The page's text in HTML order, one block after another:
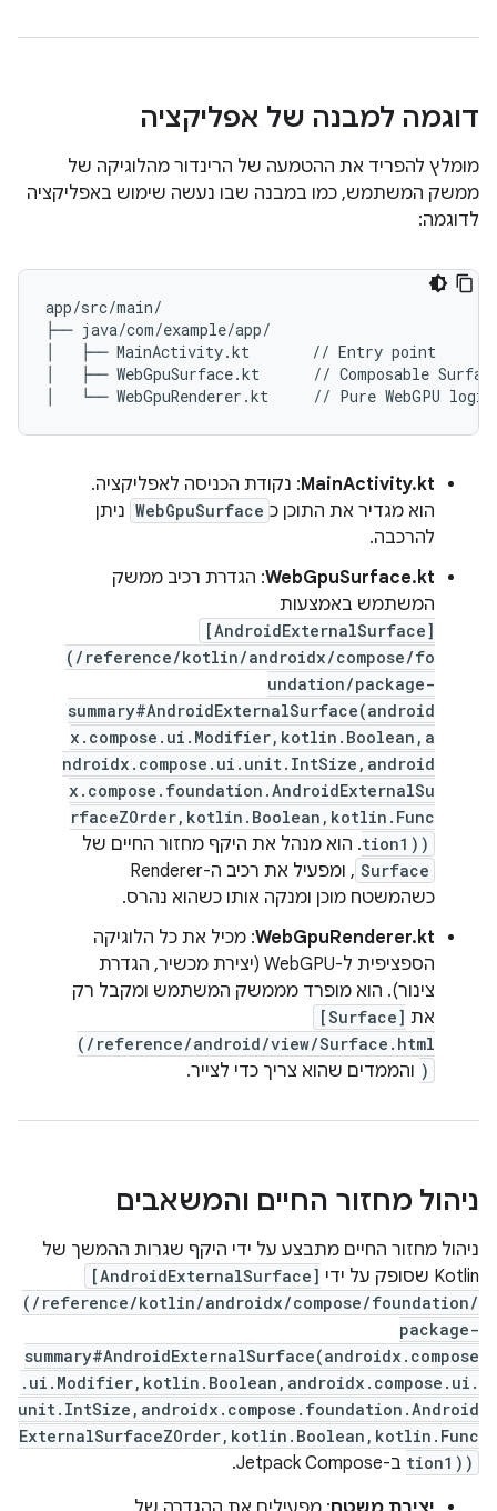
דוגמה למבנה של אפליקציה
מומלץ להפריד את ההטמעה של הרינדור מהלוגיקה של
ממשק המשתמש, כמו במבנה שבו נעשה שימוש באפליקציה
לדוגמה:
app/src/main/
├── java/com/example/app/
│   ├── MainActivity.kt       // Entry point
│   ├── WebGpuSurface.kt      // Composable
MainActivity.kt: נקודת הכניסה לאפליקציה.
הוא מגדיר את התוכן כ WebGpuSurface ניתן
להרכבה.
WebGpuSurface.kt: הגדרת רכיב ממשק
המשתמש באמצעות
[AndroidExternalSurface]
(/reference/kotlin/androidx/compose/fo
undation/package-
summary#AndroidExternalSurface(android
x.compose.ui.Modifier,kotlin.Boolean,a
ndroidx.compose.ui.unit.IntSize,android
x.compose.foundation.AndroidExternalSu
rfaceZOrder,kotlin.Boolean,kotlin.Func
tion1)). הוא מנהל את היקף מחזור החיים של
Surface
, ומפעיל את רכיב ה-Renderer
כשהמשטח מוכן ומנקה אותו כשהוא נהרס.
WebGpuRenderer.kt: מכיל את כל הלוגיקה
הספציפית ל-WebGPU (יצירת מכשיר, הגדרת
צינור). הוא מופרד מממשק המשתמש ומקבל רק
את [Surface]
(/reference/android/view/Surface.html
) והממדים שהוא צריך כדי לצייר.
ניהול מחזור החיים והמשאבים
ניהול מחזור החיים מתבצע על ידי היקף שגרות ההמשך של
Kotlin שסופק על ידי
[AndroidExternalSurface]
(/reference/kotlin/androidx/compose/foundation/
package-
summary#AndroidExternalSurface(androidx.compose
.ui.Modifier,kotlin.Boolean,androidx.compose.ui.
unit.IntSize,androidx.compose.foundation.Android
ExternalSurfaceZOrder,kotlin.Boolean,kotlin.Func
tion1)) ב-Jetpack Compose.